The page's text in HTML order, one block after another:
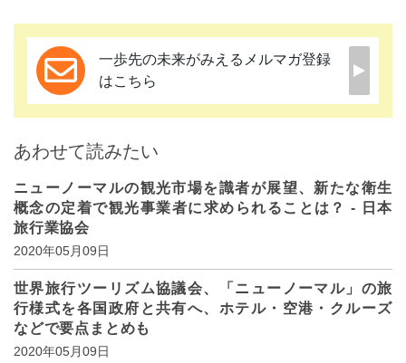
一歩先の未来がみえるメルマガ登録
はこちら
あわせて読みたい
ニューノーマルの観光市場を識者が展望、新たな衛生
概念の定着で観光事業者に求められることは？ - 日本
旅行業協会
2020年05月09日
世界旅行ツーリズム協議会、「ニューノーマル」の旅
行様式を各国政府と共有へ、ホテル・空港・クルーズ
などで要点まとめも
2020年05月09日